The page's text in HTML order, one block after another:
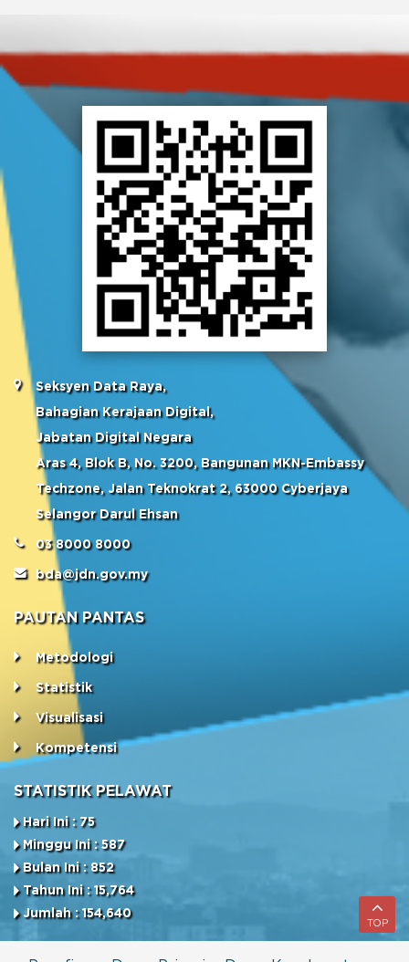
Seksyen Data Raya,
Bahagian Kerajaan Digital,
Jabatan Digital Negara
Aras 4, Blok B, No. 3200, Bangunan MKN-Embassy
Techzone, Jalan Teknokrat 2, 63000 Cyberjaya
Selangor Darul Ehsan
03 8000 8000
bda@jdn.gov.my
PAUTAN PANTAS
Metodologi
Statistik
Visualisasi
Kompetensi
STATISTIK PELAWAT
Hari Ini : 75
Minggu Ini : 587
Bulan Ini : 852
Tahun Ini : 15,764
Jumlah : 154,640
TOP